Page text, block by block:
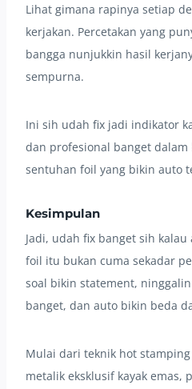
Lihat gimana rapinya setiap
kerjakan. Percetakan yang
bangga nunjukkin hasil
sempurna.
Ini sih udah fix jadi indikator
dan profesional banget
sentuhan foil yang bikin auto
Kesimpulan
Jadi, udah fix banget sih
foil itu bukan cuma sekadar
soal bikin statement,
banget, dan auto bikin beda
Mulai dari teknik hot
metalik eksklusif kayak emas,